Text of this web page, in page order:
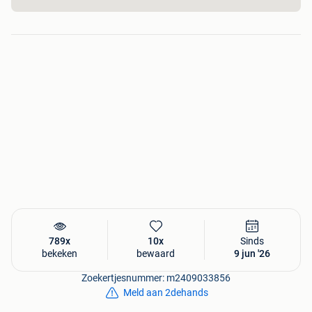
✅ Aluminium frame
📌 Staat – extra duiding
789x
bekeken
10x
bewaard
Sinds
9 jun '26
Zoekertjesnummer: m2409033856
Meld aan 2dehands